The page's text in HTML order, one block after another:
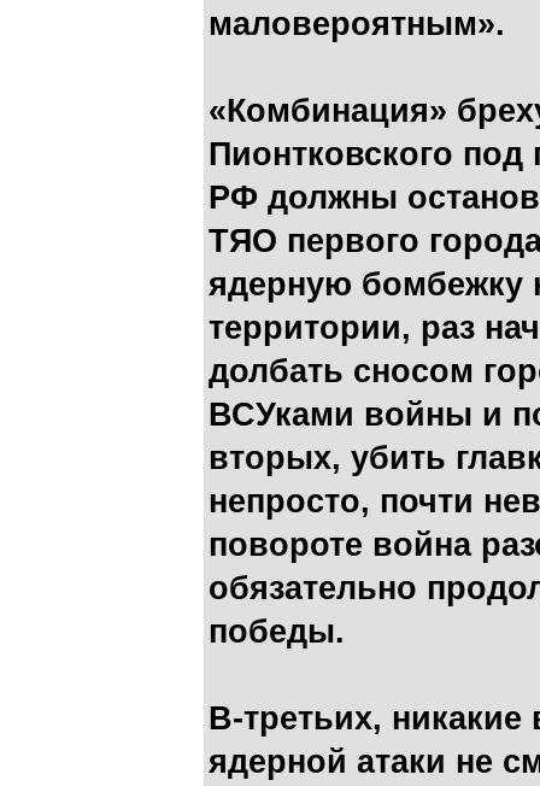
маловероятным».
«Комбинация»
Пионтковского
РФ должны
ТЯО первого
ядерную бомбежку
территории, раз
долбать сносом
ВСУками войны и
вторых, убить
непросто, почти
повороте война
обязательно
победы.
В-третьих,
ядерной атаки не